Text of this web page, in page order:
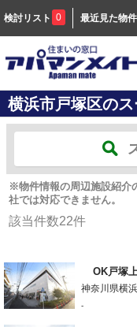
検討リスト 0 最近見た物件
横浜市戸塚区の
※物件情報の周辺施設紹介
社では対応できません。
該当件数22件
OK戸塚
神奈川県横
-